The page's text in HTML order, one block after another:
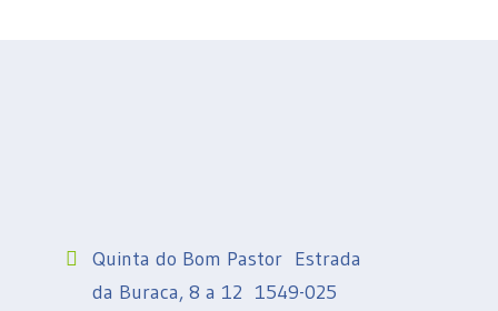
Quinta do Bom Pastor Estrada
da Buraca, 8 a 12 1549-025